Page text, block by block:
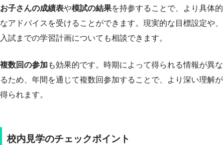
お子さんの成績表や模試の結果を持参することで、より具体的
なアドバイスを受けることができます。現実的な目標設定や、
入試までの学習計画についても相談できます。
複数回の参加 も効果的です。時期によって得られる情報が異な
るため、年間を通じて複数回参加することで、より深い理解が
得られます。
校内見学のチェックポイント